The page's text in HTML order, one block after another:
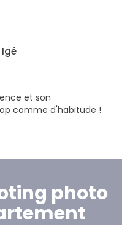
et son
comme d'habitude !
photo